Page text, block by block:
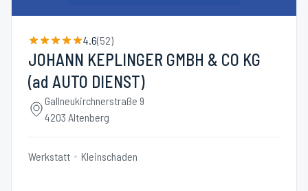
4.6(52)
JOHANN KEPLINGER GMBH & CO KG
(ad AUTO DIENST)
Gallneukirchnerstraße 9
4203 Altenberg
Werkstatt Kleinschaden